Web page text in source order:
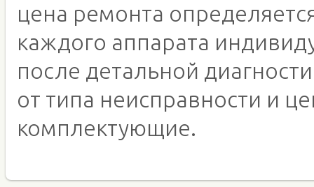
цена ремонта
каждого аппарата
после детальной
от типа неисправности и
комплектующие.